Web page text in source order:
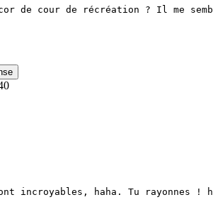
de cour de récréation ? Il me
incroyables, haha. Tu rayonnes !